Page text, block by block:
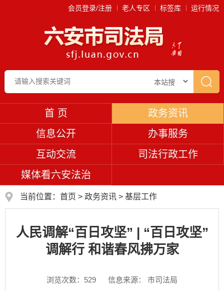
会员登录/注册 老人专区 标签库 运行情况
首 页
政务资讯
信息公开
办事服务
互动交流
司法行政工作
媒体看六安法治
当前位置： 首页 > 政务资讯 > 基层工作
人民调解“百日攻坚” | “百日攻坚”
调解行 和谐春风拂万家
浏览次数： 529
信息来源： 市司法局